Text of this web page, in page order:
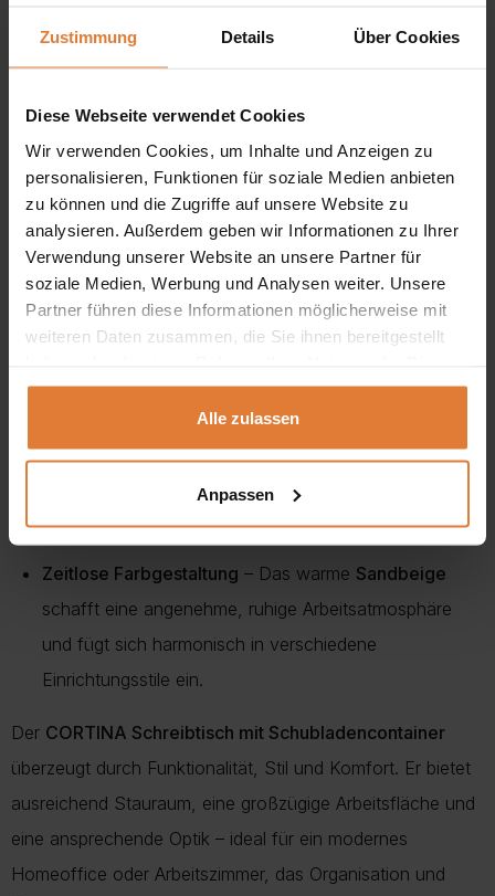
Zustimmung Details Über Cookies
Diese Webseite verwendet Cookies
Wir verwenden Cookies, um Inhalte und Anzeigen zu
personalisieren, Funktionen für soziale Medien anbieten
zu können und die Zugriffe auf unsere Website zu
analysieren. Außerdem geben wir Informationen zu Ihrer
Verwendung unserer Website an unsere Partner für
soziale Medien, Werbung und Analysen weiter. Unsere
Partner führen diese Informationen möglicherweise mit
weiteren Daten zusammen, die Sie ihnen bereitgestellt
gesammelt haben.
Alle zulassen
Anpassen
Integrierter Schubladencontainer mit 3 Schubladen
und Schreibutensilien. Alles bleibt stets griffbereit und
ordentlich verstaut.
Hochwertige Metallgriffe
– Sorgen für eine
komfortable Handhabung und setzen zugleich einen
eleganten, modernen Akzent.
Robuste 16 mm Laminatplatte– Gewährleistet
Stabilität und Widerstandsfähigkeit im täglichen
und leicht zu reinigen.
Langlebige Rollenführungen– Ermöglichen ein
leichtgängiges Öffnen und Schließen der Schubladen –
auch bei häufigem Gebrauch.
Zeitlose Farbgestaltung – Das warme Sandbeige
schafft eine angenehme, ruhige Arbeitsatmosphäre
und fügt sich harmonisch in verschiedene
Einrichtungsstile ein.
Der CORTINA Schreibtisch mit Schubladencontainer
überzeugt durch Funktionalität, Stil und Komfort. Er bietet
ausreichend Stauraum, eine großzügige Arbeitsfläche und
eine ansprechende Optik – ideal für ein modernes
Homeoffice oder Arbeitszimmer, das Organisation und